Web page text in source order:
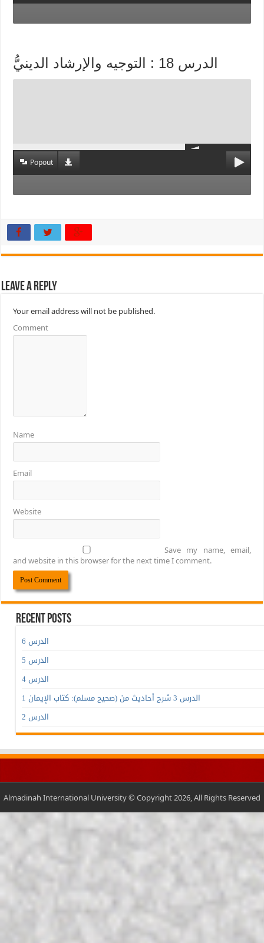
الدرس 18 : التوجيه والإرشاد الدينيُّ
Popout
Leave a Reply
Your email address will not be published.
Comment
Name
Email
Website
Save my name, email,
and website in this browser for the next time I comment.
Recent Posts
الدرس 6
الدرس 5
الدرس 4
الدرس 3 شرح أحاديث من (صحيح مسلم): كتاب الإيمان 1
الدرس 2
Almadinah International University © Copyright 2026, All Rights Reserved